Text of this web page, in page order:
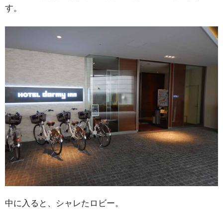
す。
中に入ると、シャレたロビー。